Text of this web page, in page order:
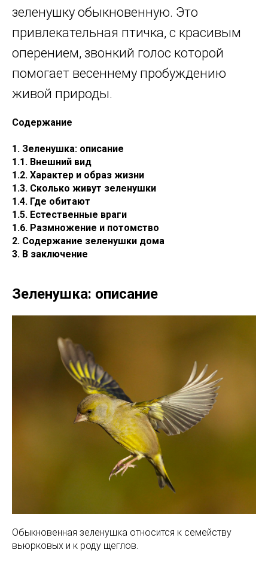
зеленушку обыкновенную. Это
привлекательная птичка, с красивым
оперением, звонкий голос которой
помогает весеннему пробуждению
живой природы.
Содержание
1. Зеленушка: описание
1.1. Внешний вид
1.2. Характер и образ жизни
1.3. Сколько живут зеленушки
1.4. Где обитают
1.5. Естественные враги
1.6. Размножение и потомство
2. Содержание зеленушки дома
3. В заключение
Зеленушка: описание
Обыкновенная зеленушка относится к семейству
вьюрковых и к роду щеглов.